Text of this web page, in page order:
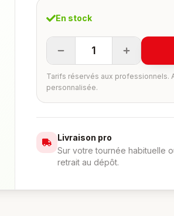
En stock
1
Tarifs réservés aux professionnels.
personnalisée.
Livraison pro
Sur votre tournée habituelle
retrait au dépôt.